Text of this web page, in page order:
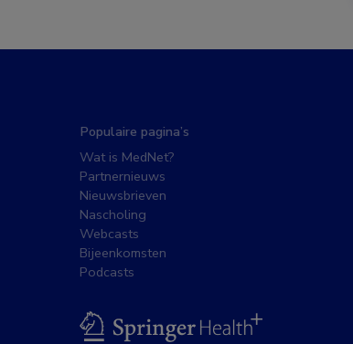
Populaire pagina’s
Wat is MedNet?
Partnernieuws
Nieuwsbrieven
Nascholing
Webcasts
Bijeenkomsten
Podcasts
BSL